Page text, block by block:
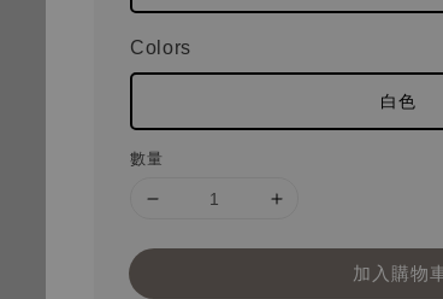
Colors
白色
數量
加入購物